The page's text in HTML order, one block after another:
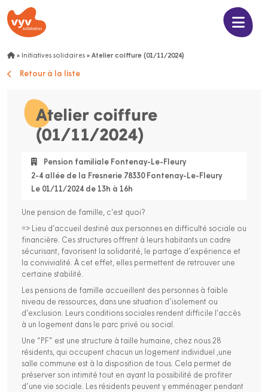
» Initiatives solidaires » Atelier coiffure (01/11/2024)
Retour à la liste
Atelier coiffure
(01/11/2024)
Pension familiale Fontenay-Le-Fleury
2-4 allée de la Fresnerie 78330 Fontenay-Le-Fleury
Le 01/11/2024 de 13h à 16h
Une pension de famille, c’est quoi?
=> Lieu d’accueil destiné aux personnes en difficulté sociale ou
financière. Ces structures offrent à leurs habitants un cadre
sécurisant, favorisent la solidarité, le partage d’expérience et
la convivialité. À cet effet, elles permettent de retrouver une
certaine stabilité.
Les pensions de famille accueillent des personnes à faible
niveau de ressources, dans une situation d’isolement ou
d’exclusion. Leurs conditions sociales rendent difficile l’accès
à un logement dans le parc privé ou social.
Une “PF” est une structure à taille humaine, chez nous 28
résidents, qui occupent chacun un logement individuel ,une
salle commune est à la disposition de tous. Cela permet de
préserver son intimité tout en ayant la possibilité de profiter
d’une vie sociale. Les résidents peuvent y emménager pendant